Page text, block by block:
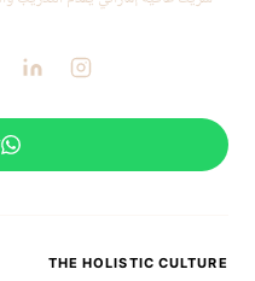
THE HOLISTIC CULTURE